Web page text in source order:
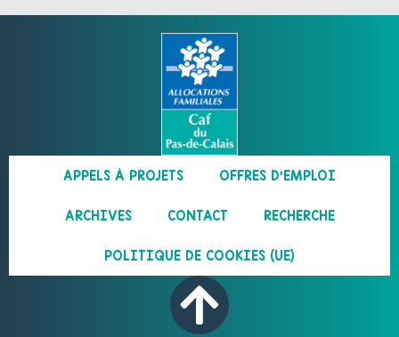
APPELS À PROJETS OFFRES D’EMPLOI
ARCHIVES CONTACT RECHERCHE
POLITIQUE DE COOKIES (UE)